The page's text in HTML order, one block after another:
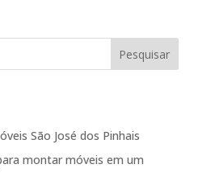
São José dos Pinhais
montar móveis em um